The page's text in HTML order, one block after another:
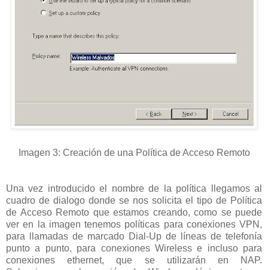
Imagen 3: Creación de una Política de Acceso Remoto
Una vez introducido el nombre de la política llegamos al
cuadro de dialogo donde se nos solicita el tipo de Política
de Acceso Remoto que estamos creando, como se puede
ver en la imagen tenemos políticas para conexiones VPN,
para llamadas de marcado Dial-Up de líneas de telefonía
punto a punto, para conexiones Wireless e incluso para
conexiones ethernet, que se utilizarán en NAP.